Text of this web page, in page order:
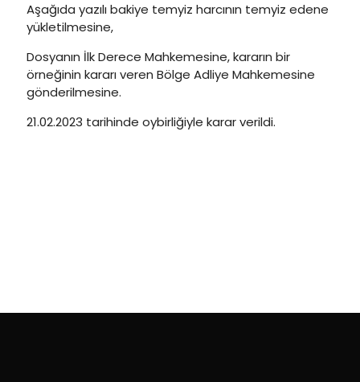
Aşağıda yazılı bakiye temyiz harcının temyiz edene
yükletilmesine,
Dosyanın İlk Derece Mahkemesine, kararın bir
örneğinin kararı veren Bölge Adliye Mahkemesine
gönderilmesine.
21.02.2023 tarihinde oybirliğiyle karar verildi.